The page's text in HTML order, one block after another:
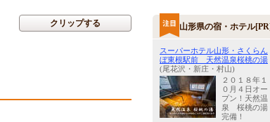
クリップする 山形県の宿・ホテル
スーパーホテル山形・さくらん
ぼ東根駅前 天然温泉桜桃の湯
(尾花沢・新庄・村山)
２０１８年１
０月４日オー
プン！天然温
泉 桜桃の湯
完備！